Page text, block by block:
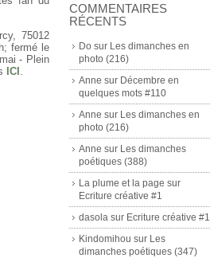
COMMENTAIRES
RÉCENTS
Do sur Les dimanches en
photo (216)
Anne sur Décembre en
quelques mots #110
Anne sur Les dimanches en
photo (216)
Anne sur Les dimanches
poétiques (388)
La plume et la page sur
Ecriture créative #1
dasola sur Ecriture créative #1
Kindomihou sur Les
dimanches poétiques (347)
75012
fermé le
- Plein
ICI .